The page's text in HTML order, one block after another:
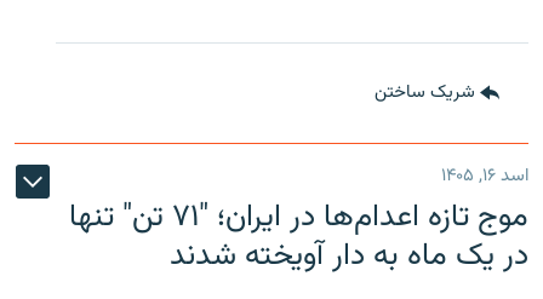
شریک ساختن
اسد ۱۶, ۱۴۰۵
موج تازه اعدام‌ها در ایران؛ "۷۱ تن" تنها
در یک ماه به دار آویخته شدند